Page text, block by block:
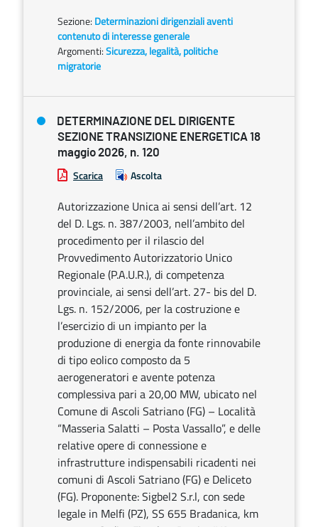
Sezione: Determinazioni dirigenziali aventi
contenuto di interesse generale
Argomenti:Sicurezza, legalità, politiche
migratorie
DETERMINAZIONE DEL DIRIGENTE
SEZIONE TRANSIZIONE ENERGETICA 18
maggio 2026, n. 120
Scarica Ascolta
Autorizzazione Unica ai sensi dell’art. 12
del D. Lgs. n. 387/2003, nell’ambito del
procedimento per il rilascio del
Provvedimento Autorizzatorio Unico
Regionale (P.A.U.R.), di competenza
provinciale, ai sensi dell’art. 27- bis del D.
Lgs. n. 152/2006, per la costruzione e
l’esercizio di un impianto per la
produzione di energia da fonte rinnovabile
di tipo eolico composto da 5
aerogeneratori e avente potenza
complessiva pari a 20,00 MW, ubicato nel
Comune di Ascoli Satriano (FG) – Località
“Masseria Salatti – Posta Vassallo”, e delle
relative opere di connessione e
infrastrutture indispensabili ricadenti nei
comuni di Ascoli Satriano (FG) e Deliceto
(FG). Proponente: Sigbel2 S.r.l, con sede
legale in Melfi (PZ), SS 655 Bradanica, km